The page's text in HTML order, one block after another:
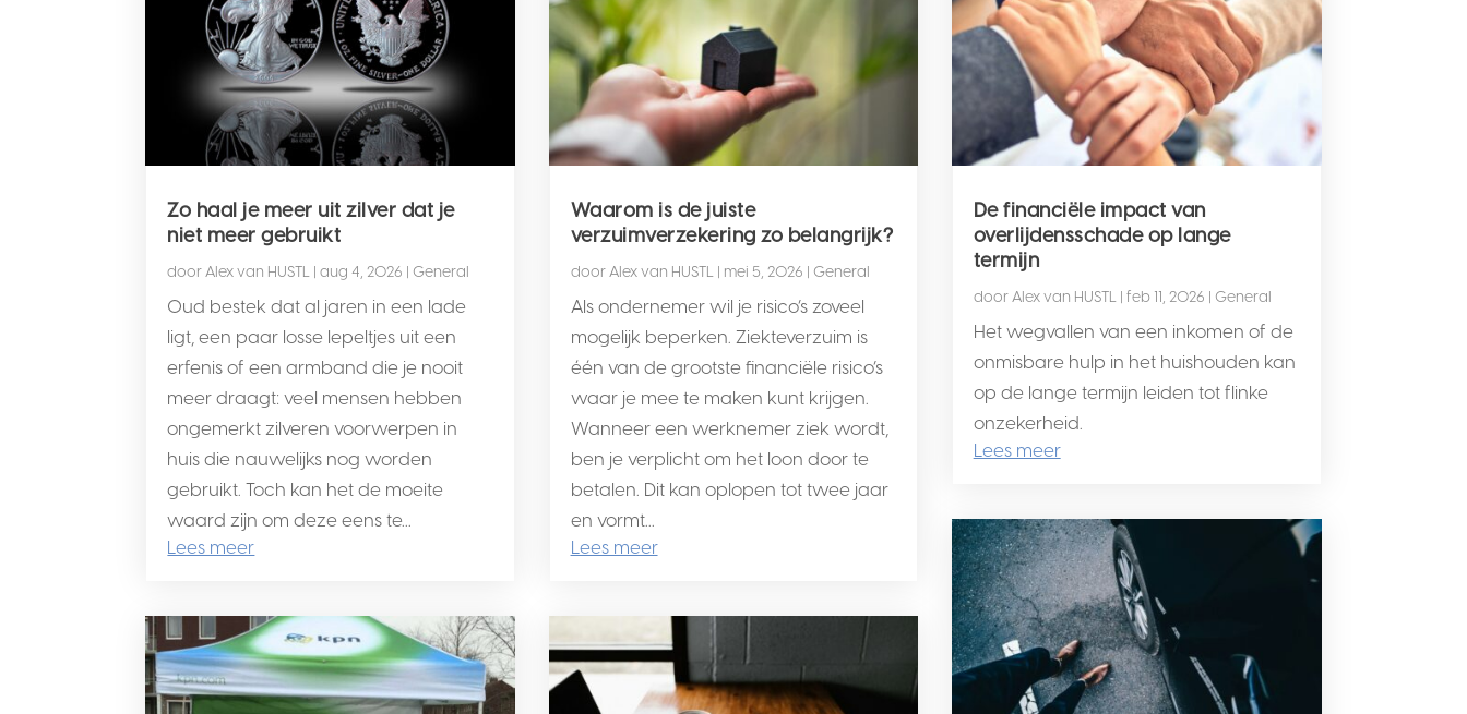
Zo haal je meer uit zilver dat je
niet meer gebruikt
doorAlex van HUSTL |aug 4, 2026 | General
Oud bestek dat al jaren in een lade
ligt, een paar losse lepeltjes uit een
erfenis of een armband die je nooit
meer draagt: veel mensen hebben
ongemerkt zilveren voorwerpen in
huis die nauwelijks nog worden
gebruikt. Toch kan het de moeite
waard zijn om deze eens te...
Lees meer
Waarom is de juiste
verzuimverzekering zo belangrijk?
doorAlex van HUSTL| mei 5, 2026 | General
Als ondernemer wil je risico’s zoveel
mogelijk beperken. Ziekteverzuim is
één van de grootste financiële risico’s
waar je mee te maken kunt krijgen.
Wanneer een werknemer ziek wordt,
ben je verplicht om het loon door te
betalen. Dit kan oplopen tot twee jaar
en vormt...
Lees meer
De financiële impact van
overlijdensschade op lange
termijn
doorAlex van HUSTL| feb 11, 2026 | General
Het wegvallen van een inkomen of de
onmisbare hulp in het huishouden kan
op de lange termijn leiden tot flinke
onzekerheid.
Lees meer